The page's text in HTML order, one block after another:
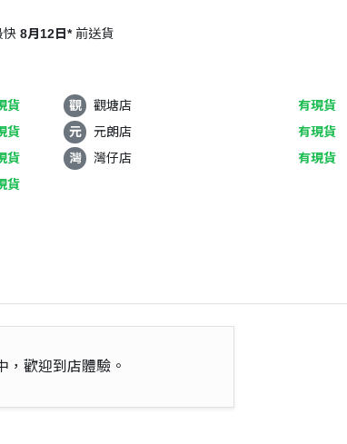
快 8月12日* 前送貨
貨 觀 觀塘店
有現貨
貨 元 元朗店
有現貨
貨 灣 灣仔店
有現貨
貨
，歡迎到店體驗。